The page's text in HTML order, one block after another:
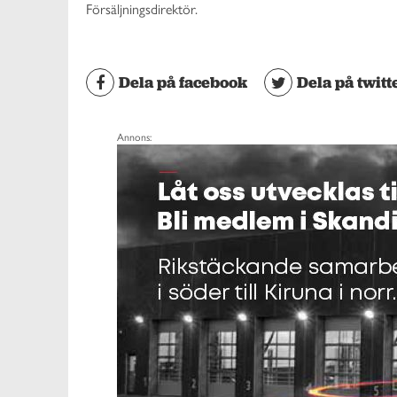
Försäljningsdirektör.
Dela på facebook Dela på
Annons: